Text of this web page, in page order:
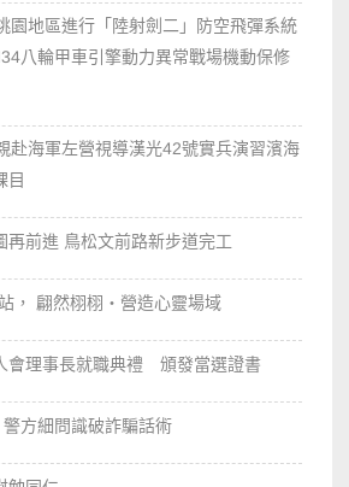
園地區進行「陸射劍二」防空飛彈系統
八輪甲車引擎動力異常戰場機動保修
赴海軍左營視導漢光42號實兵演習濱海
目
再前進 鳥松文前路新步道完工
， 翩然栩栩・營造心靈場域
會理事長就職典禮 頒發當選證書
方細問識破詐騙話術